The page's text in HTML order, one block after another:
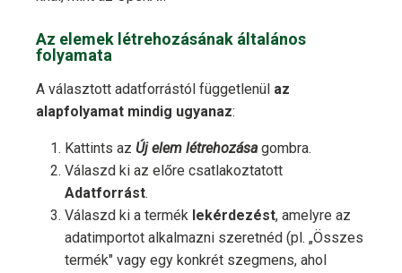
Az elemek létrehozásának általános
folyamata
A választott adatforrástól függetlenül az
alapfolyamat mindig ugyanaz:
Kattints az Új elem létrehozása gombra.
Válaszd ki az előre csatlakoztatott
Adatforrást.
Válaszd ki a termék lekérdezést, amelyre az
adatimportot alkalmazni szeretnéd (pl. „Összes
termék" vagy egy konkrét szegmens, ahol